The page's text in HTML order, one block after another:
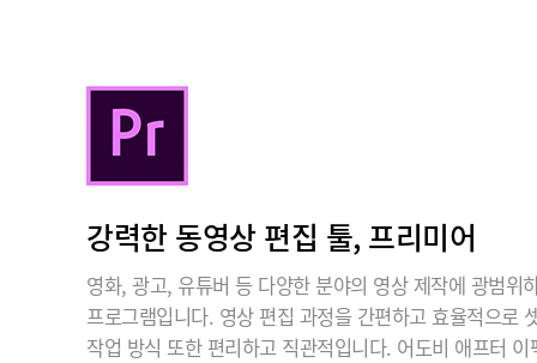
강력한 동영상 편집 툴, 프리미어
영화, 광고, 유튜버 등 다양한 분야의 영상 제작에 광범위
프로그램입니다. 영상 편집 과정을 간편하고 효율적으로
작업 방식 또한 편리하고 직관적입니다. 어도비 애프터 이